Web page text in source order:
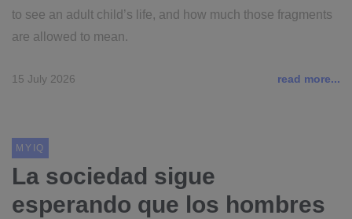
to see an adult child’s life, and how much those fragments
are allowed to mean.
15 July 2026 read more...
MYIQ
La sociedad sigue
esperando que los hombres